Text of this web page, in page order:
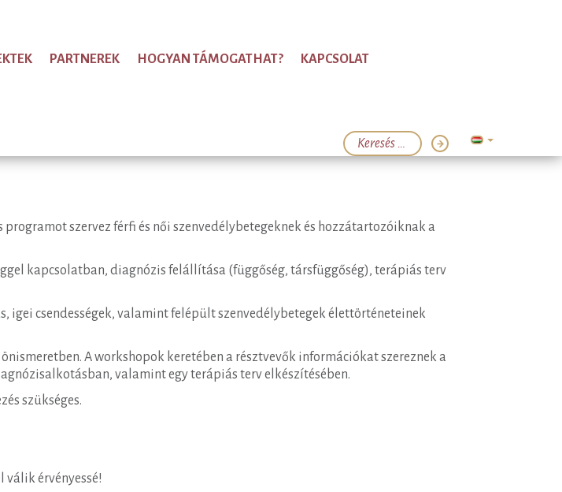
PARTNEREK HOGYAN TÁMOGATHAT? KAPCSOLAT
szervez férfi és női szenvedélybetegeknek és hozzátartozóiknak a
kapcsolatban, diagnózis felállítása (függőség, társfüggőség), terápiás terv
igei csendességek, valamint felépült szenvedélybetegek élettörténeteinek
A workshopok keretében a résztvevők információkat szereznek a
valamint egy terápiás terv elkészítésében.
szükséges.
válik érvényessé!